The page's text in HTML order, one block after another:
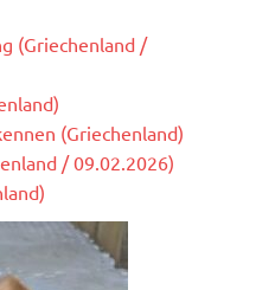
(Griechenland /
(Griechenland)
/ 09.02.2026)